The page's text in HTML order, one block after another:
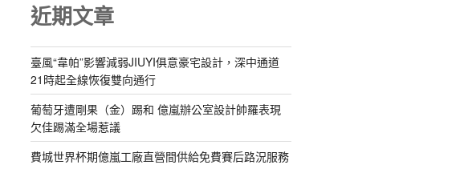
近期文章
臺風“韋帕”影響減弱JIUYI俱意豪宅設計，深中通道
21時起全線恢復雙向通行
葡萄牙遭剛果（金）踢和 億嵐辦公室設計帥羅表現
欠佳踢滿全場惹議
費城世界杯期億嵐工廠直營間供給免費賽后路況服務